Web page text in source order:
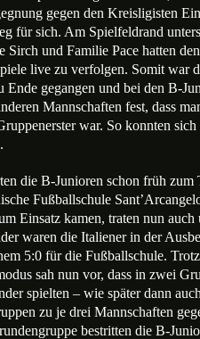
gegen den Kreisligisten
für sich. Am Spielfeldrand
Sirch und Familie Pace hatten
live zu verfolgen. Somit war
Ende gegangen und bei den B-
Mannschaften fest, dass
war. So konnten
die B-Junioren schon früh zum
Fußballschule
Einsatz kamen, traten nun auch
waren die Italiener in der
5:0 für die Fußballschule.
sah nun vor, dass in zwei
spielten – wie später dann
zu je drei Mannschaften
bestritten die B-